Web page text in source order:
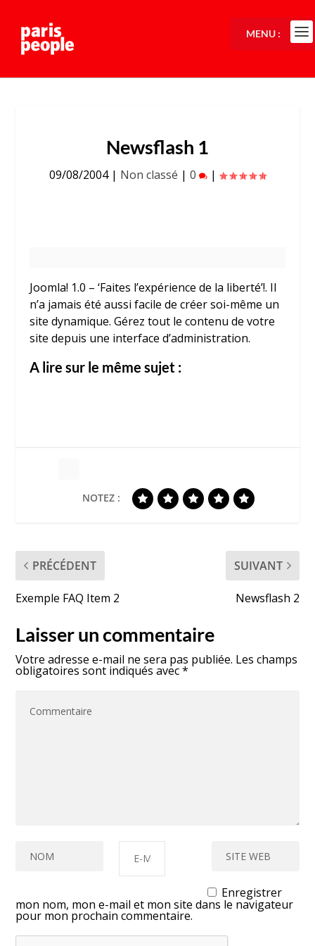
Newsflash 1
09/08/2004| Non classé | 0 |
Joomla! 1.0 – ‘Faites l’expérience de la liberté’!. Il
n’a jamais été aussi facile de créer soi-même un
site dynamique. Gérez tout le contenu de votre
site depuis une interface d’administration.
A lire sur le même sujet :
NOTEZ :
PRÉCÉDENT
Exemple FAQ Item 2
SUIVANT
Newsflash 2
Laisser un commentaire
Votre adresse e-mail ne sera pas publiée. Les champs
obligatoires sont indiqués avec*
Enregistrer
mon nom, mon e-mail et mon site dans le navigateur
pour mon prochain commentaire.
MENU :